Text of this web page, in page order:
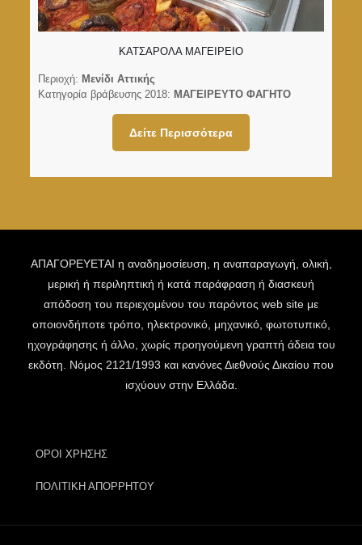
ΚΑΤΣΑΡΟΛΑ ΜΑΓΕΙΡΕΙΟ
Περιοχή: Μενίδι Αττικής
Κατηγορία βράβευσης 2018: ΜΑΓΕΙΡΕΥΤΟ ΦΑΓΗΤΟ
Δείτε Περισσότερα
ΑΠΑΓΟΡΕΥΕΤΑΙ η αναδημοσίευση, η αναπαραγωγή, ολική,
μερική ή περιληπτική ή κατά παράφραση ή διασκευή
απόδοση του περιεχομένου του παρόντος web site με
οποιονδήποτε τρόπο, ηλεκτρονικό, μηχανικό, φωτοτυπικό,
ηχογράφησης ή άλλο, χωρίς προηγούμενη γραπτή άδεια του
εκδότη. Νόμος 2121/1993 και κανόνες Διεθνούς Δικαίου που
ισχύουν στην Ελλάδα.
ΟΡΟΙ ΧΡΗΣΗΣ
ΠΟΛΙΤΙΚΗ ΑΠΟΡΡΗΤΟΥ